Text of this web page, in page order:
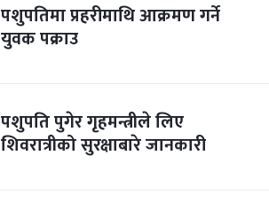
पशुपतिमा प्रहरीमाथि आक्रमण गर्ने
युवक पक्राउ
पशुपति पुगेर गृहमन्त्रीले लिए
शिवरात्रीको सुरक्षाबारे जानकारी